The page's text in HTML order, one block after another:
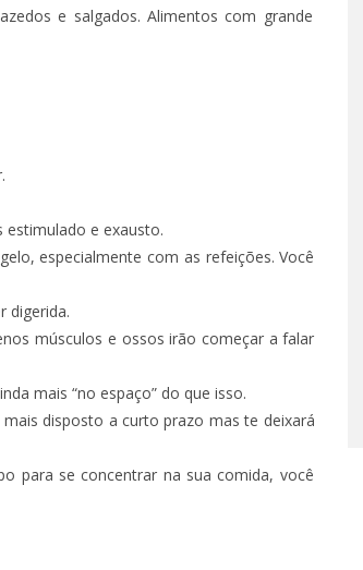
e salgados. Alimentos com grande
estimulado e exausto.
especialmente com as refeições. Você
digerida.
músculos e ossos irão começar a falar
mais “no espaço” do que isso.
disposto a curto prazo mas te deixará
para se concentrar na sua comida, você
66
SETEMBRO 30, 2022